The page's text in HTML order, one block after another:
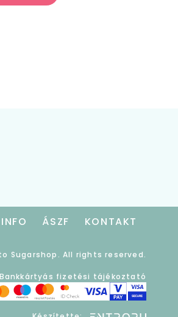
INFO ÁSZF KONTAKT
Sugarshop. All rights reserved.
Bankkártyás fizetési tájékoztató